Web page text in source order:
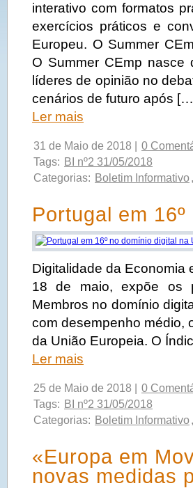
interativo com formatos
exercícios práticos e
Europeu. O Summer
O Summer CEmp nasce
líderes de opinião no
cenários de futuro após
Ler mais
31 de Maio de 2018 |
0
Tags: BI nº2 31/05/2018
Categorias: Boletim Informativo,
Portugal em
Digitalidade da Economia
18 de maio, expõe os
Membros no domínio
com desempenho médio,
da União Europeia. O
Ler mais
25 de Maio de 2018 |
0
Tags: BI nº2 31/05/2018
Categorias: Boletim Informativo,
«Europa em
novas medidas